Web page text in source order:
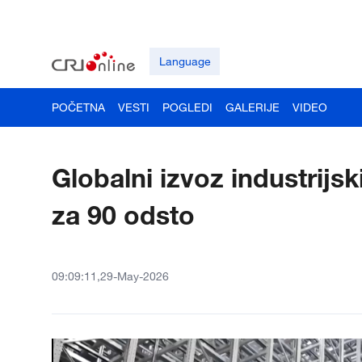
Language
POČETNA VESTI POGLEDI GALERIJE VIDEO
Globalni izvoz
za 90 odsto
09:09:11,29-May-2026